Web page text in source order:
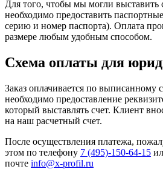
Для того, чтобы мы могли выставить
необходимо предоставить
серию и номер паспорта). Оплата
размере любым удобным способом.
Схема оплаты для
Заказ оплачивается по выписанному
необходимо предоставление
который выставлять счет. Клиент
на наш расчетный счет.
После осуществления платежа,
этом по телефону 7 (495)-150-64-15
почте info@x-profil.ru